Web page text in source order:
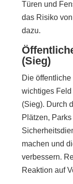
Türen und
das Risiko
dazu.
(Sieg)
Die
wichtiges
(Sieg). Durch
Plätzen,
machen und
verbessern.
Reaktion auf